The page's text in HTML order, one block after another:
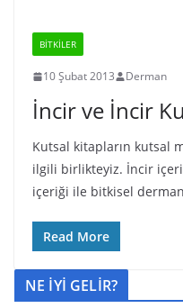
BİTKİLER
10 Şubat 2013 Derman
İncir ve İncir
Kutsal kitapların kutsal
ilgili birlikteyiz. İncir
içeriği ile bitkisel
Read More
NE İYİ GELİR?